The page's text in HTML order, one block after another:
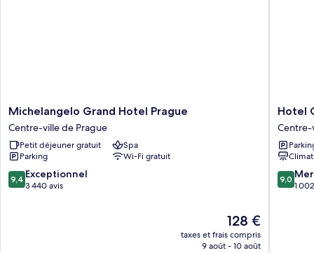
Michelangelo
Grand
Hotel
Prague
Centre-
ville
de
Michelangelo Grand Hotel Prague
Centre-ville de Prague
Petit déjeuner gratuit
Spa
Parking
Wi-Fi gratuit
9.4
sur
9,4 Exceptionnel
3 440 avis
Le
nouveau
prix
128 €
taxes et frais compris
9 août - 10 août
Hotel
Caesar
Prague
Centre-
ville
de
Prague
Hotel
Centre-
9.0
sur
9,0
1